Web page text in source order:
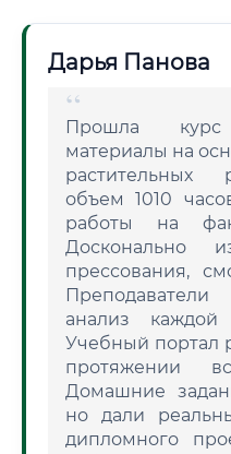
Дарья Панова
Прошла курс
материалы на
растительных
объем 1010
работы на
Досконально
прессования,
анализ каждой
Учебный портал
протяжении
Домашние
но дали
дипломного